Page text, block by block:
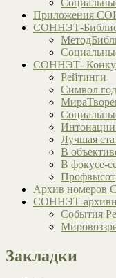
Приложения
СОННЭТ-
СОННЭТ-
Рейтинги
Символ
Интонации
Лучшая
В
В фокусе-
Архив
СОННЭТ-
События
Закладки